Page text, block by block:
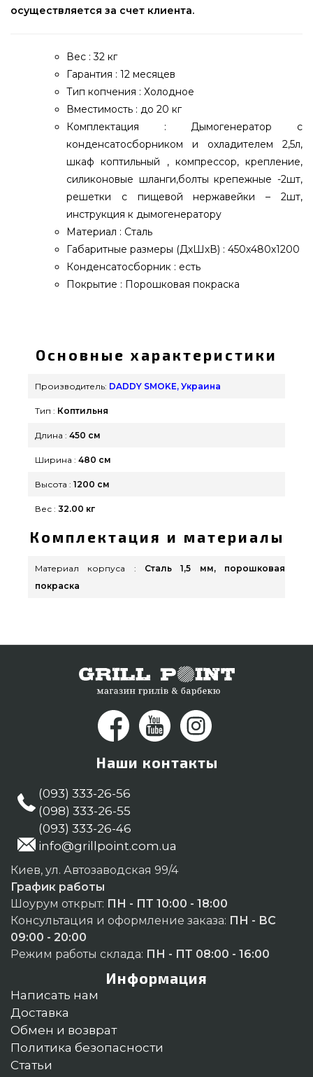
осуществляется за счет клиента.
Вес : 32 кг
Гарантия : 12 месяцев
Тип копчения : Холодное
Вместимость : до 20 кг
Комплектация : Дымогенератор с
конденсатосборником и охладителем 2,5л,
шкаф коптильный , компрессор, крепление,
силиконовые шланги,болты крепежные -2шт,
решетки с пищевой нержавейки – 2шт,
инструкция к дымогенератору
Материал : Сталь
Габаритные размеры (ДхШхВ) : 450х480х1200
Конденсатосборник : есть
Покрытие : Порошковая покраска
подобрать и заказать от лучшего производителя
DADDY SMOKE, Украина по выгодной стоимости
всего 10 930 грн. в магазине грилей и мангалов
Коптильни (Смокер) в магазине grillpoint.com.ua
Позвоните прямо сейчас нашим продавцам на
Днепродзержинск, Луцк, Днепродзержинск
Основные характеристики
Производитель: DADDY SMOKE, Украина
Тип : Коптильня
Длина : 450 см
Ширина : 480 см
Высота : 1200 см
Вес : 32.00 кг
Комплектация и материалы
Материал корпуса :
Сталь 1,5 мм, порошковая
покраска
Наши контакты
(093) 333-26-56
(098) 333-26-55
(093) 333-26-46
info@grillpoint.com.ua
Киев, ул. Автозаводская 99/4
График работы
Шоурум открыт: ПН - ПТ 10:00 - 18:00
Консультация и оформление заказа: ПН - ВС
09:00 - 20:00
Режим работы склада: ПН - ПТ 08:00 - 16:00
Информация
Написать нам
Доставка
Обмен и возврат
Политика безопасности
Статьи